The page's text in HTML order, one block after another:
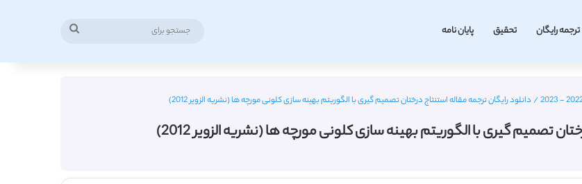
ترجمه رایگان تحقیق پایان نامه
/ دانلود رایگان ترجمه مقاله استنتاج درختان تصمیم گیری با الگوریتم بهینه سازی کلونی مورچه ها (نشریه الزویر 2012)
تصمیم گیری با الگوریتم بهینه سازی کلونی مورچه ها (نشریه الزویر 2012)